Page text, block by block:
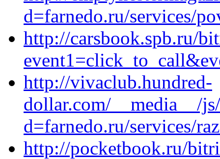
d=farnedo.ru/services/
http://carsbook.spb.ru/
http://vivaclub.hundred-
dollar.com/__media__/
d=farnedo.ru/services/
http://pocketbook.ru/